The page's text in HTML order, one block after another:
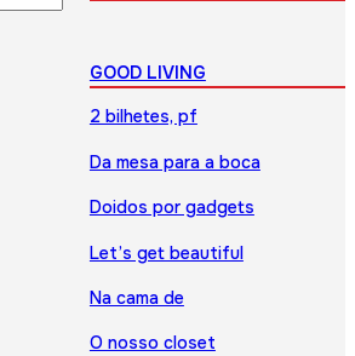
GOOD LIVING
2 bilhetes, pf
Da mesa para a boca
Doidos por gadgets
Let’s get beautiful
Na cama de
O nosso closet